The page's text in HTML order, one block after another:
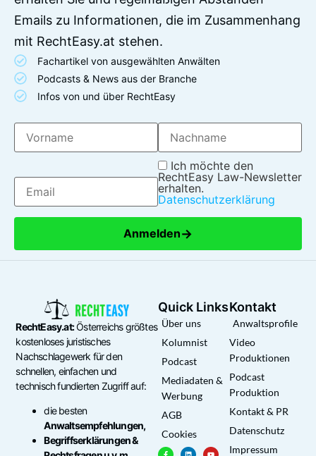
Emails zu Informationen, die im Zusammenhang
mit RechtEasy.at stehen.
Fachartikel von ausgewählten Anwälten
Podcasts & News aus der Branche
Infos von und über RechtEasy
Ich möchte den
RechtEasy Law-Newsletter
erhalten.
Datenschutzerklärung
Anmelden→
RechtEasy.at:Österreichs größtes
kostenloses juristisches
Nachschlagewerk für den
schnellen, einfachen und
technisch fundierten Zugriff auf:
die besten
Anwaltsempfehlungen,
Begriffserklärungen &
Quick Links
Über uns
Kolumnist
Podcast
Mediadaten &
Werbung
AGB
Cookies
Kontakt
Anwaltsprofile
Video
Produktionen
Podcast
Produktion
Kontakt & PR
Datenschutz
Impressum